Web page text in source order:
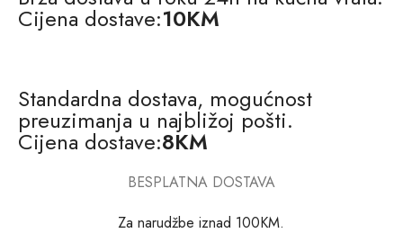
Cijena dostave:10KM
Standardna dostava, mogućnost
preuzimanja u najbližoj pošti.
Cijena dostave:8KM
BESPLATNA DOSTAVA
Za narudžbe iznad 100KM.